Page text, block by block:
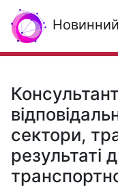
сектори,
результаті